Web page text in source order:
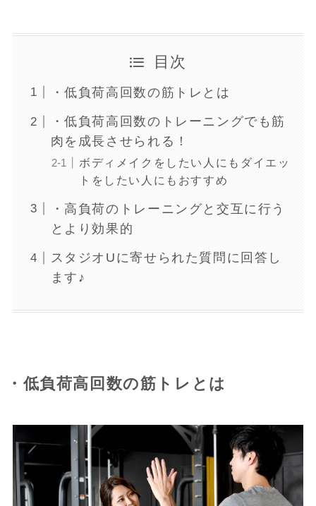
目次
・低負荷高回数の筋トレとは
・低負荷高回数のトレーニングでも筋
肉を成長させられる！
ボディメイクをしたい人にもダイエッ
トをしたい人にもおすすめ
・高負荷のトレーニングと交互に行う
とより効果的
スタジオUに寄せられた質問に回答し
ます♪
・低負荷高回数の筋トレとは